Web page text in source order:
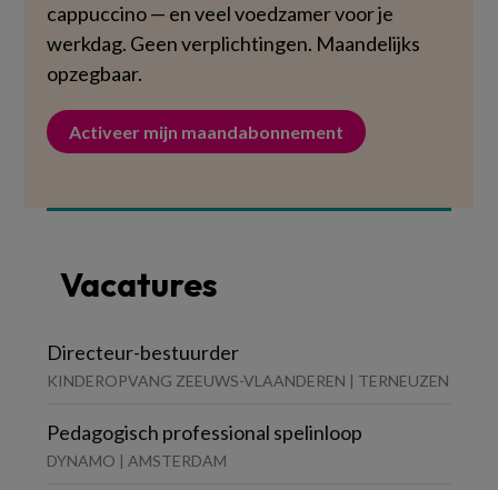
cappuccino — en veel voedzamer voor je
werkdag. Geen verplichtingen. Maandelijks
opzegbaar.
Activeer mijn maandabonnement
Vacatures
Directeur-bestuurder
KINDEROPVANG ZEEUWS-VLAANDEREN | TERNEUZEN
Pedagogisch professional spelinloop
DYNAMO | AMSTERDAM